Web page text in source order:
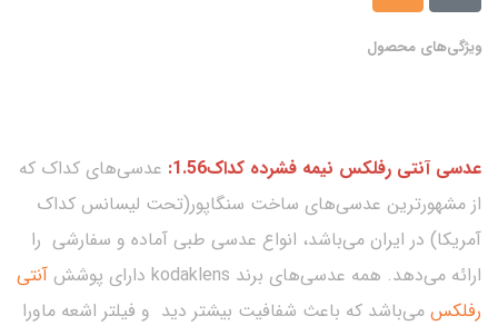
ویژگی‌های محصول
عدسی آنتی رفلکس نیمه فشرده کداک1.56:
عدسی‌های کداک که
از مشهورترین عدسی‌های ساخت سنگاپور(تحت لیسانس کداک
آمریکا) در ایران می‌باشد، انواع عدسی طبی آماده و سفارشی را
ارائه می‌دهد. همه عدسی‌های برند kodaklens دارای پوشش
آنتی
رفلکس می‌باشد که باعث شفافیت بیشتر دید و فیلتر اشعه ماورا